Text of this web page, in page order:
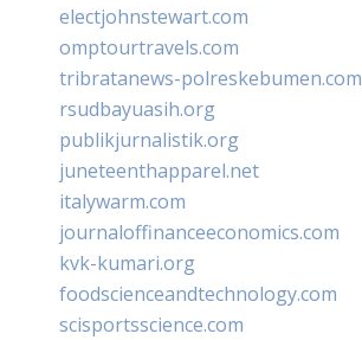
electjohnstewart.com
omptourtravels.com
tribratanews-polreskebumen.com
rsudbayuasih.org
publikjurnalistik.org
juneteenthapparel.net
italywarm.com
journaloffinanceeconomics.com
kvk-kumari.org
foodscienceandtechnology.com
scisportsscience.com